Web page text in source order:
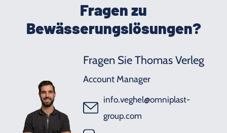
Fragen zu
Bewässerungslösungen?
Fragen Sie Thomas Verleg
Account Manager
info.veghel@omniplast-
group.com